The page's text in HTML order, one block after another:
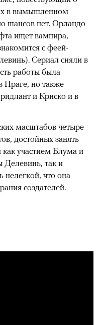
в вымышленном
шансов нет. Орландо
ищет вампира,
с феей-
Сериал сняли в
работы была
Праге, но также
и Крнско и в
масштабов четыре
достойных занять
как участием Блума и
Делевинь, так и
нелегкой, что она
создателей.